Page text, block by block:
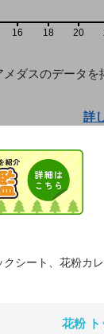
16 18 20
ダスのデータを
詳
シート、花粉カ
花粉 ト